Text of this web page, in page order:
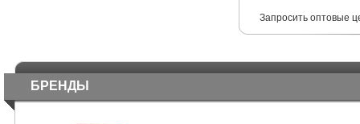
Запросить оптовые
БРЕНДЫ